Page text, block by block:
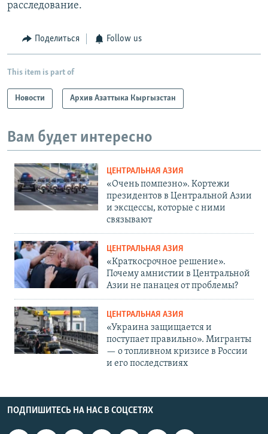
расследование.
Поделиться Follow us
This item is part of
Новости Архив Азаттыка Кыргызстан
Вам будет интересно
ЦЕНТРАЛЬНАЯ АЗИЯ
«Очень помпезно». Кортежи
президентов в Центральной Азии
и эксцессы, которые с ними
связывают
ЦЕНТРАЛЬНАЯ АЗИЯ
«Краткосрочное решение».
Почему амнистии в Центральной
Азии не панацея от проблемы?
ЦЕНТРАЛЬНАЯ АЗИЯ
«Украина защищается и
поступает правильно». Мигранты
— о топливном кризисе в России
и его последствиях
ПОДПИШИТЕСЬ НА НАС В СОЦСЕТЯХ